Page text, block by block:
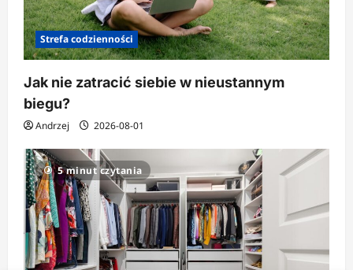
Strefa codzienności
Jak nie zatracić siebie w nieustannym
biegu?
Andrzej 2026-08-01
5 minut czytania